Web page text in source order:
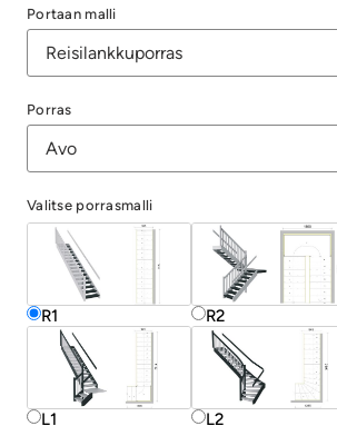
Portaan malli
Porras
Valitse porrasmalli
R1 R2
L1 L2